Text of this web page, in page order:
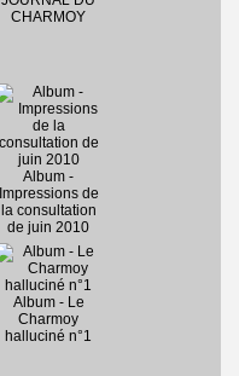
CHARMOY
Album -
Impressions de
la consultation
de juin 2010
Album - Le
Charmoy
halluciné n°1